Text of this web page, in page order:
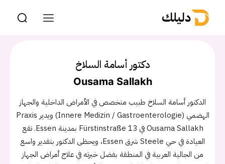
دليلك
دكتور أسامة السلاخ
Ousama Sallakh
الدكتور أسامة السلاخ طبيب متخصص في الأمراض الداخلية والجهاز
الهضمي (Innere Medizin / Gastroenterologie) ويدير Praxis
Ousama Sallakh في Fürstinstraße 13 بمدينة Essen. تقع
العيادة في حي Steele شرق Essen، ويحظى الدكتور بتقدير واسع
من الجالية العربية في المنطقة بفضل خبرته في علاج أمراض الجهاز